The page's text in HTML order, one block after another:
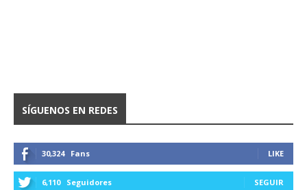
SÍGUENOS EN REDES
30,324 Fans LIKE
6,110 Seguidores SEGUIR